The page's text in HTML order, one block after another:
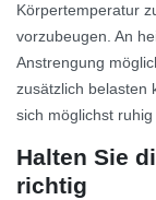
Körpertemperatur
vorzubeugen. An
Anstrengung
zusätzlich belasten
sich möglichst
Halten Sie
richtig